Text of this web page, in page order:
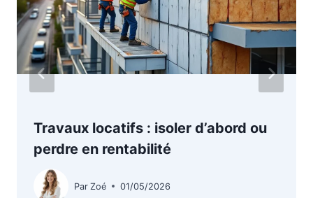
Travaux locatifs : isoler d’abord ou
perdre en rentabilité
Par Zoé 01/05/2026